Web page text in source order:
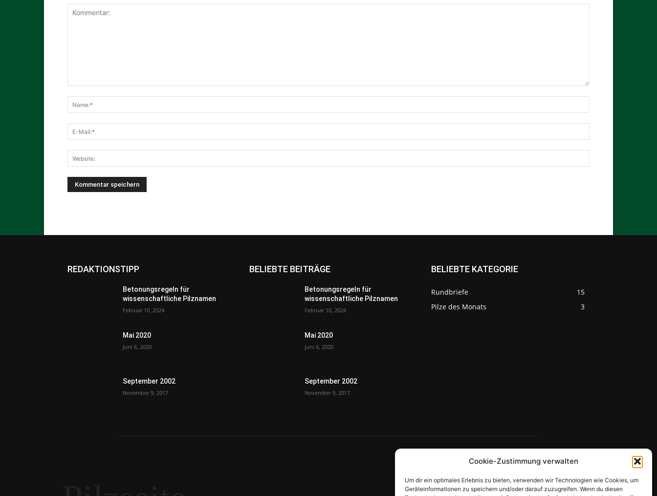
Cookie-Zustimmung verwalten
Um dir ein optimales Erlebnis zu bieten, verwenden wir Technologien wie Cookies, um
Geräteinformationen zu speichern und/oder darauf zuzugreifen. Wenn du diesen
REDAKTIONSTIPP
Betonungsregeln für
wissenschaftliche Pilznamen
Februar 10, 2024
Mai 2020
Juni 6, 2020
September 2002
November 9, 2017
BELIEBTE BEITRÄGE
Betonungsregeln für
wissenschaftliche Pilznamen
Februar 10, 2024
Mai 2020
Juni 6, 2020
September 2002
November 9, 2017
BELIEBTE KATEGORIE
Rundbriefe
15
Pilze des Monats
3